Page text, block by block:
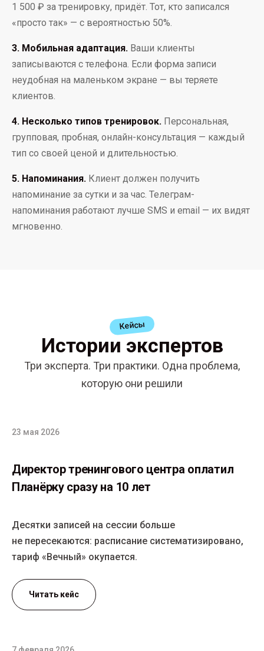
1 500 ₽ за тренировку, придёт. Тот, кто записался
«просто так» — с вероятностью 50%.
3. Мобильная адаптация. Ваши клиенты
записываются с телефона. Если форма записи
неудобная на маленьком экране — вы теряете
клиентов.
4. Несколько типов тренировок. Персональная,
групповая, пробная, онлайн-консультация — каждый
тип со своей ценой и длительностью.
5. Напоминания. Клиент должен получить
напоминание за сутки и за час. Телеграм-
напоминания работают лучше SMS и email — их видят
мгновенно.
Кейсы
Истории экспертов
Три эксперта. Три практики. Одна проблема,
которую они решили
23 мая 2026
Директор тренингового центра оплатил
Планёрку сразу на 10 лет
Десятки записей на сессии больше
не пересекаются: расписание систематизировано,
тариф «Вечный» окупается.
Читать кейс